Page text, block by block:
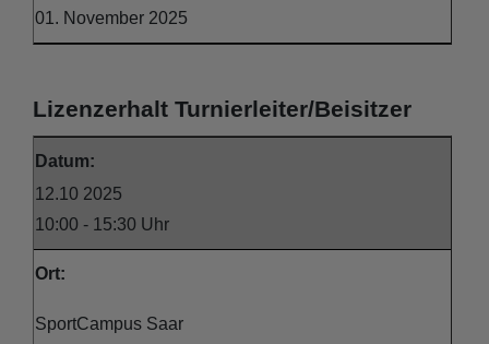
01. November 2025
Lizenzerhalt Turnierleiter/Beisitzer
Datum:
12.10 2025
10:00 - 15:30 Uhr
Ort:
SportCampus Saar